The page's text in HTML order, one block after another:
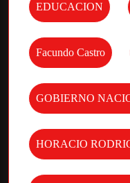
EDUCACION
Facundo Castro
GOBIERNO
HORACIO